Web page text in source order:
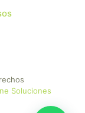
Soluciones